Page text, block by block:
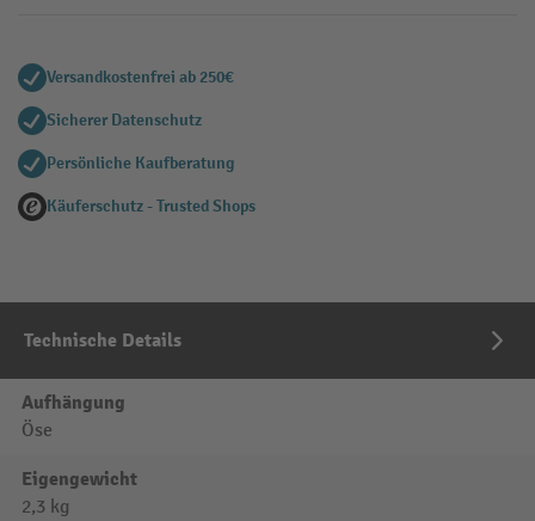
Versandkostenfrei ab 250€
Sicherer Datenschutz
Persönliche Kaufberatung
Käuferschutz - Trusted Shops
Technische Details
Aufhängung
Öse
Eigengewicht
2,3 kg